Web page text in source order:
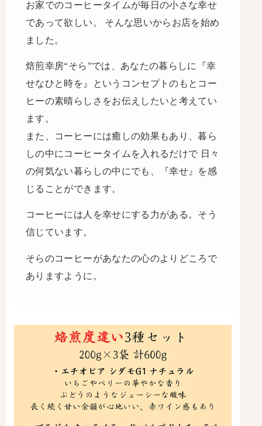
お家でのコーヒータイムが毎日の小さな幸せ
であって欲しい。 そんな思いからお店を始め
ました。
焙煎幸房“そら”では、あなたの暮らしに『幸
せなひと時を』というコンセプトのもとコー
ヒーの素晴らしさをお伝えしたいと考えてい
ます。
また、コーヒーには癒しの効果もあり、暮ら
しの中にコーヒータイムを入れるだけで 日々
の何気ない暮らしの中にでも、『幸せ』を感
じることができます。
コーヒーには人を幸せにする力がある。そう
信じています。
そらのコーヒーがあなたの心のよりどころで
ありますように。